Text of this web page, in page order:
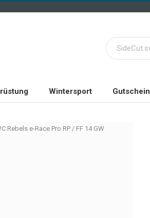
Wintersport Gutschein
Rebels e-Race Pro RP / FF 14 GW